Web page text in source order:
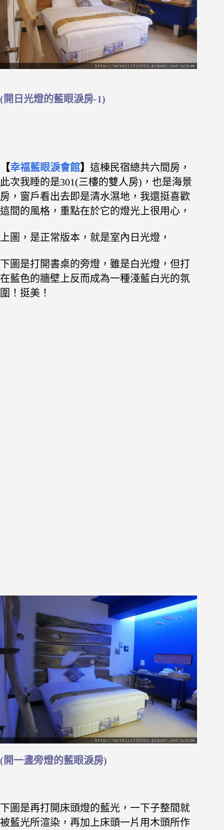
(開日光燈的藍眼淚房-1)
【幸福藍眼淚會館】 這棟民宿總共六間房，
此次我睡的是301(三樓的雙人房)，也是海景
房，窗戶看出去即是清水濕地， 我還挺喜歡
這間的風格，重點在於它的燈光上很用心，
上圖，是正常版本，就是室內日光燈，
下圖是打開書桌的旁燈，雖是白光燈，但打
在藍色的牆壁上反而成為一種淺藍白光的氛
圍！挺美！
(開一盞旁燈的藍眼淚房)
下圖是再打開床頭燈的藍光，一下子整間就
被藍光所渲染，再加上床頭一片用木頭所作